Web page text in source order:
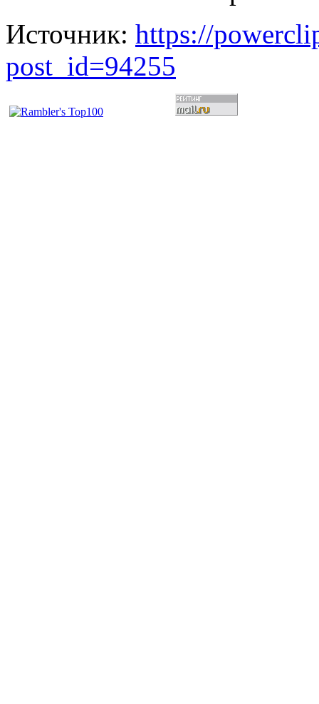
Источник: https://
post_id=94255